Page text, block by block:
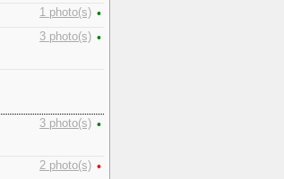
1 photo(s) •
3 photo(s) •
3 photo(s) •
2 photo(s) •